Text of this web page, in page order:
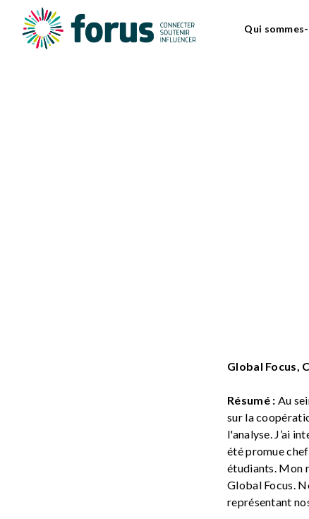
Qui
Global Focus,
Résumé : Au
sur la
l'analyse. J’ai
été promue
étudiants. Mon
Global Focus.
représentant